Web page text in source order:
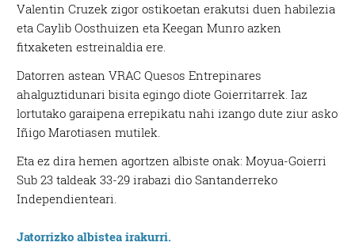
Valentin Cruzek zigor ostikoetan erakutsi duen habilezia
eta Caylib Oosthuizen eta Keegan Munro azken
fitxaketen estreinaldia ere.
Datorren astean VRAC Quesos Entrepinares
ahalguztidunari bisita egingo diote Goierritarrek. Iaz
lortutako garaipena errepikatu nahi izango dute ziur asko
Iñigo Marotiasen mutilek.
Eta ez dira hemen agortzen albiste onak: Moyua-Goierri
Sub 23 taldeak 33-29 irabazi dio Santanderreko
Independienteari.
Jatorrizko albistea irakurri.